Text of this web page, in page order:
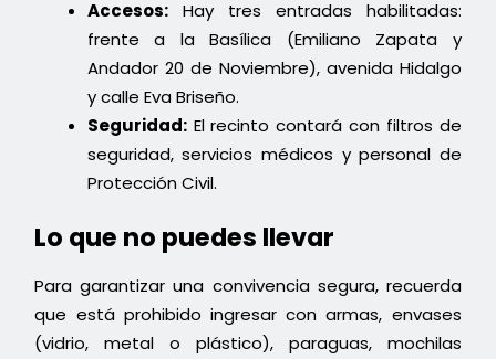
Accesos:Hay tres entradas habilitadas:
frente a la Basílica (Emiliano Zapata y
Andador 20 de Noviembre), avenida Hidalgo
y calle Eva Briseño.
Seguridad:El recinto contará con filtros de
seguridad, servicios médicos y personal de
Protección Civil.
Lo que no puedes llevar
Para garantizar una convivencia segura, recuerda
que está prohibido ingresar con armas, envases
(vidrio, metal o plástico), paraguas, mochilas